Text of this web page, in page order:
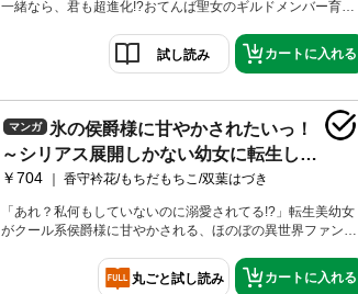
シリーズ累計15万部突破！（電子書籍含む）敏腕ギルド長と
ファンタジー!! コミカライズ第3巻！描き下ろし特別漫画 ＆
原作・白露雪音先生による書き下ろしSSをW収録!!
試し読み カートに入れる
マンガ
氷の侯爵様に甘やかされたいっ！
～シリアス展開しかない幼女に転生して
しまった私の奮闘記～@COMIC 第1巻
「あれ？私何もしていないのに溺愛されてる!?」転生美幼女
ジー、待望のコミカライズ第1巻！原作・もちだもちこ先生に